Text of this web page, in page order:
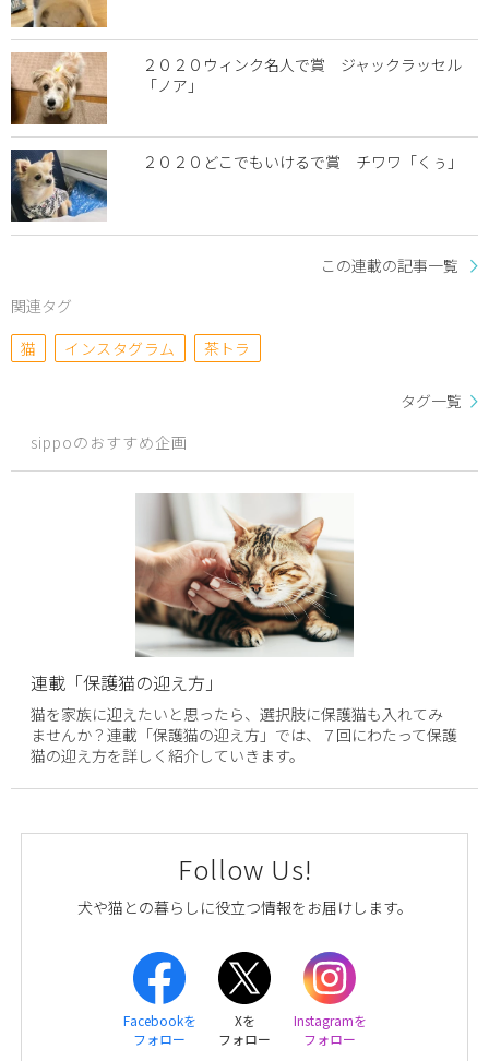
２０２０ウィンク名人で賞 ジャックラッセル
「ノア」
２０２０どこでもいけるで賞 チワワ「くぅ」
この連載の記事一覧
関連タグ
猫
インスタグラム 茶トラ
タグ一覧
sippoのおすすめ企画
連載「保護猫の迎え方」
猫を家族に迎えたいと思ったら、選択肢に保護猫も入れてみ
ませんか？連載「保護猫の迎え方」では、７回にわたって保護
猫の迎え方を詳しく紹介していきます。
Follow Us!
犬や猫との暮らしに役立つ情報をお届けします。
Facebookを
フォロー
Xを
フォロー
Instagramを
フォロー